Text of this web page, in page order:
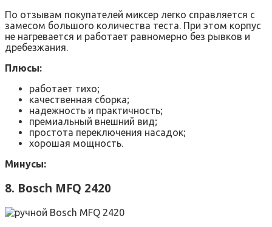
По отзывам покупателей миксер легко справляется с
замесом большого количества теста. При этом корпус
не нагревается и работает равномерно без рывков и
дребезжания.
Плюсы:
работает тихо;
качественная сборка;
надежность и практичность;
премиальный внешний вид;
простота переключения насадок;
хорошая мощность.
Минусы:
8. Bosch MFQ 2420